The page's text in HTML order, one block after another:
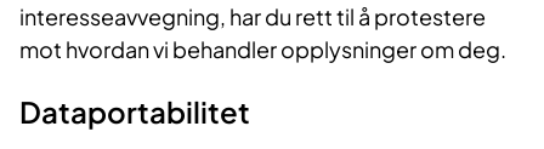
interesseavvegning, har du rett til å protestere
mot hvordan vi behandler opplysninger om deg.
Dataportabilitet